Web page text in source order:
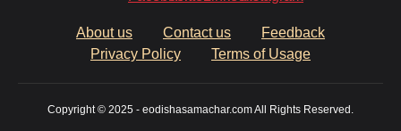
About us Contact us
Feedback
Privacy Policy
Terms of Usage
Copyright © 2025 - eodishasamachar.com All Rights Reserved.